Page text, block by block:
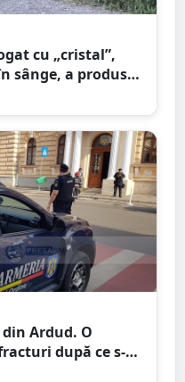
cu „cristal”,
sânge, a produs
a stat 13 zile în
Ardud. O
după ce s-a